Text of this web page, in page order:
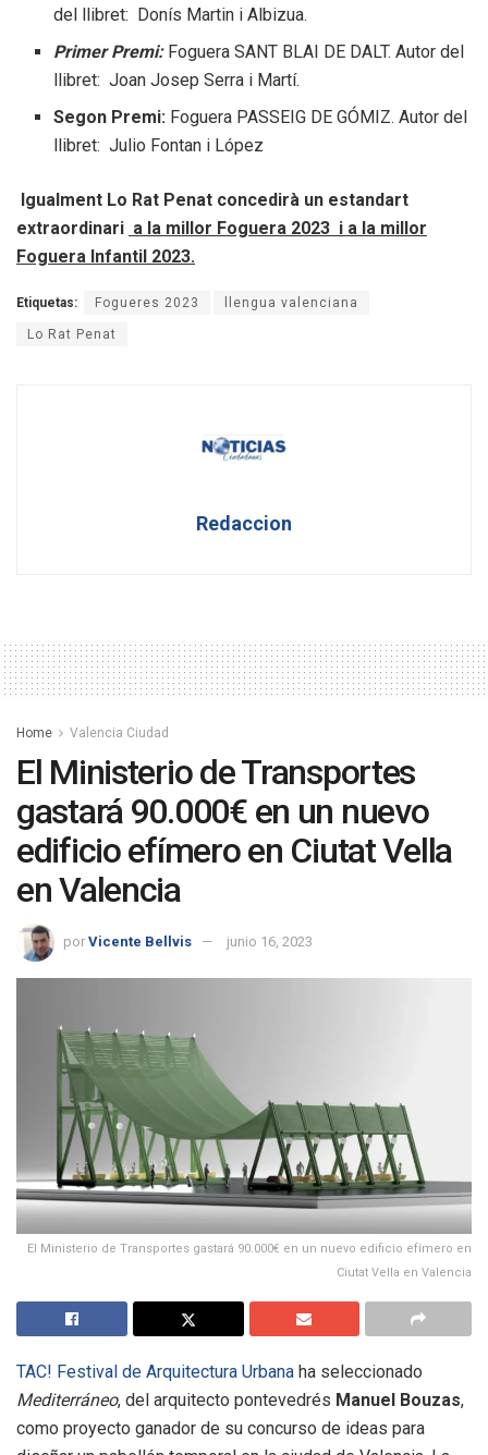
del llibret: Donís Martin i Albizua.
Primer Premi: Foguera SANT BLAI DE DALT. Autor del
llibret: Joan Josep Serra i Martí.
Segon Premi: Foguera PASSEIG DE GÓMIZ. Autor del
llibret: Julio Fontan i López
Igualment Lo Rat Penat concedirà un estandart
extraordinari a la millor Foguera 2023 i a la millor
Foguera Infantil 2023.
Etiquetas: Fogueres 2023 llengua valenciana
Lo Rat Penat
Redaccion
Home Valencia Ciudad
El Ministerio de Transportes
gastará 90.000€ en un nuevo
edificio efímero en Ciutat Vella
en Valencia
por Vicente Bellvis junio 16, 2023
El Ministerio de Transportes gastará 90.000€ en un nuevo edificio efímero en
Ciutat Vella en Valencia
TAC! Festival de Arquitectura Urbana ha seleccionado
Mediterráneo, del arquitecto pontevedrés Manuel Bouzas,
como proyecto ganador de su concurso de ideas para